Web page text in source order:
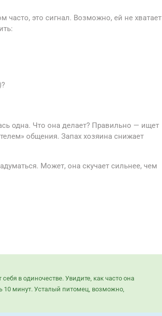
это сигнал. Возможно, ей не хватает
одна. Что она делает? Правильно — ищет
общения. Запах хозяина снижает
Может, она скучает сильнее, чем
в одиночестве. Увидите, как часто она
10 минут. Усталый питомец, возможно,